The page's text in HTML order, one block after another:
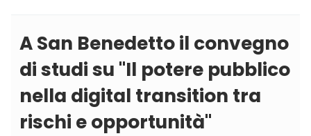
A San Benedetto il convegno
di studi su ''Il potere pubblico
nella digital transition tra
rischi e opportunità''